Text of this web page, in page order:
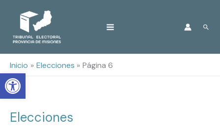
Open toolbar
Inicio Elecciones Página 6
Elecciones